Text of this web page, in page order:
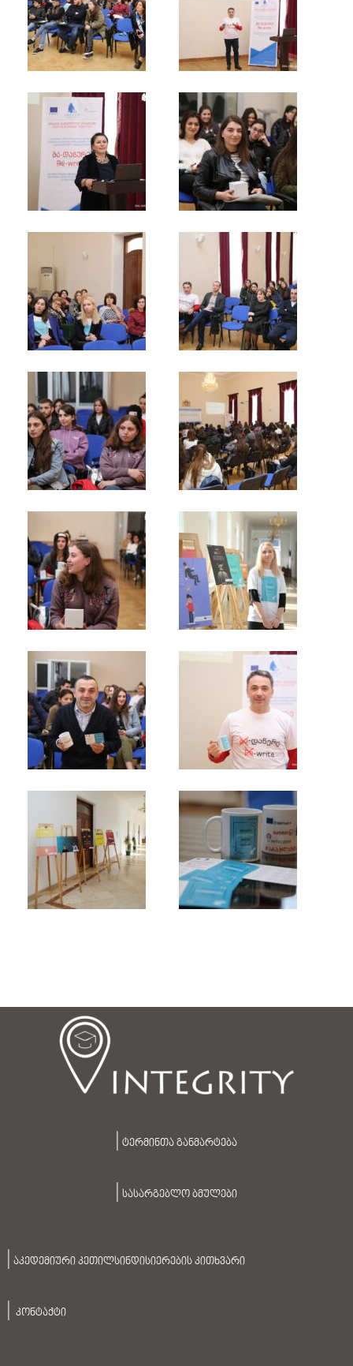
ტერმინთა განმარტება
სასარგებლო ბმულები
აკედემიური კეთილსინდისიერების კითხვარი
კონტაქტი